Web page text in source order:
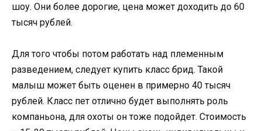
шоу. Они более дорогие, цена может доходить до 60
тысяч рублей.
Для того чтобы потом работать над племенным
разведением, следует купить класс брид. Такой
малыш может быть оценен в примерно 40 тысяч
рублей. Класс пет отлично будет выполнять роль
компаньона, для охоты он тоже подойдет. Стоимость